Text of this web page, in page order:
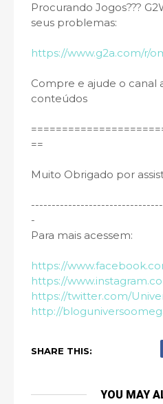
Procurando Jogos???
seus problemas:
https://www.g2a.com/r/
Compre e ajude o canal
conteúdos
=­=
Muito Obrigado por
-
Para mais acessem:
https://
https://
https://twitter.com/
http://
SHARE THIS:
YOU MAY